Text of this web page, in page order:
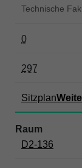
Technische
0
297
Sitzplan
D2-136